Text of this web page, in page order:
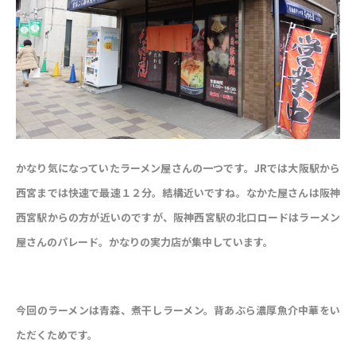
かなり気になっていたラーメン屋さんの一つです。JRでは大阪駅から
西宮までは快速で最速１２分。結構近いですね。なかた屋さんは阪神
西宮駅からの方が近いのですが、阪神西宮駅の北口ロードはラーメン
屋さんのパレード。かなりの実力店が集中しています。
今回のラーメンは青森、煮干しラーメン。背あぶら濃厚魚介中華をい
ただくためです。